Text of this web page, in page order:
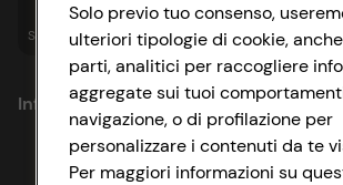
Spesa online Assicurazioni Sapori&
Informazioni
Privacy Policy
Solo previo tuo consenso,
ulteriori tipologie di cookie,
parti, analitici per raccogliere
aggregate sui tuoi
navigazione, o di profilazione per
personalizzare i contenuti da te
Per maggiori informazioni su